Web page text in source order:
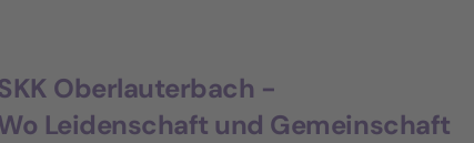
Oberlauterbach -
Leidenschaft und Gemeinschaft